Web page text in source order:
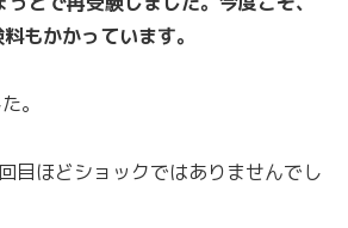
もかかっています。
。
目ほどショックではありませんでし